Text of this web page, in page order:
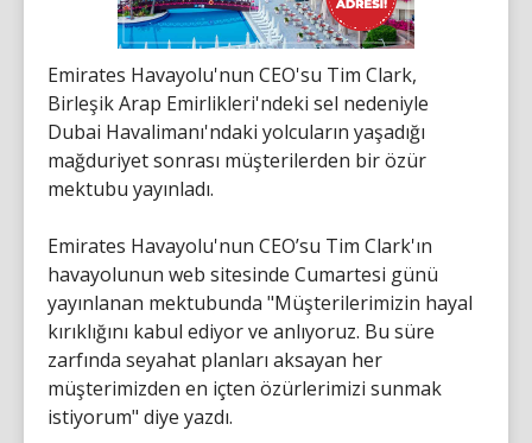
Emirates Havayolu'nun CEO'su Tim Clark,
Birleşik Arap Emirlikleri'ndeki sel nedeniyle
Dubai Havalimanı'ndaki yolcuların yaşadığı
mağduriyet sonrası müşterilerden bir özür
mektubu yayınladı.
Emirates Havayolu'nun CEO’su Tim Clark'ın
havayolunun web sitesinde Cumartesi günü
yayınlanan mektubunda "Müşterilerimizin hayal
kırıklığını kabul ediyor ve anlıyoruz. Bu süre
zarfında seyahat planları aksayan her
müşterimizden en içten özürlerimizi sunmak
istiyorum" diye yazdı.